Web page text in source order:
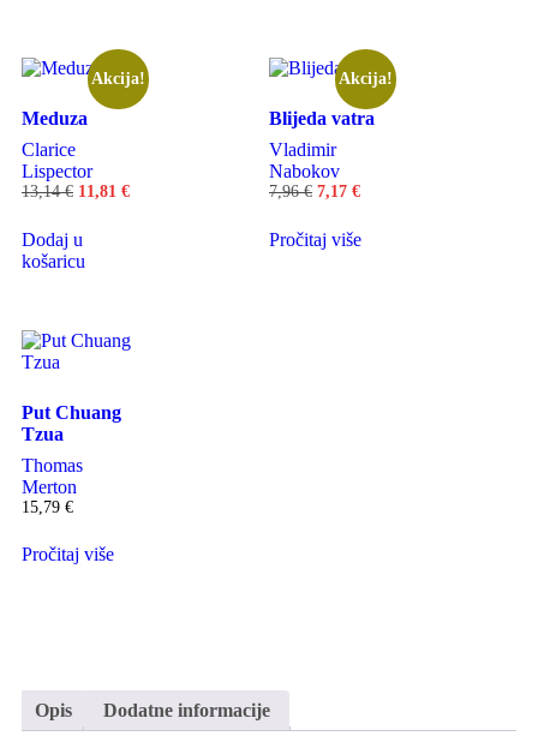
Akcija!
Meduza
Clarice
Lispector
13,14€ 11,81 €
Dodaj u
košaricu
Akcija!
Blijeda vatra
Vladimir
Nabokov
7,96€ 7,17 €
Pročitaj više
Put Chuang
Tzua
Thomas
Merton
15,79 €
Pročitaj više
Opis Dodatne informacije